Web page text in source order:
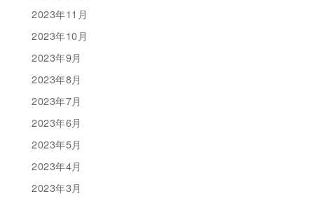
2023年11月
2023年10月
2023年9月
2023年8月
2023年7月
2023年6月
2023年5月
2023年4月
2023年3月